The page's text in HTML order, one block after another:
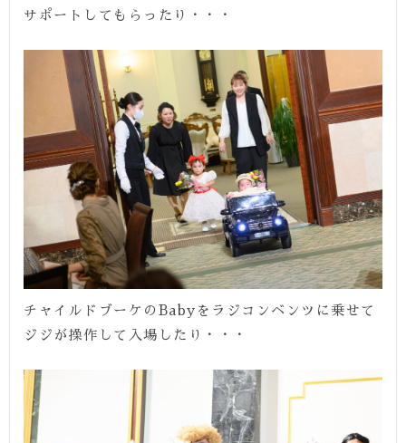
サポートしてもらったり・・・
チャイルドブーケのBabyをラジコンベンツに乗せて
ジジが操作して入場したり・・・